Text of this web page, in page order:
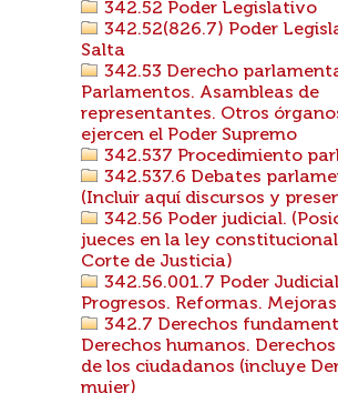
342.52 Poder Legislativo
342.52(826.7) Poder
Salta
342.53 Derecho
Parlamentos. Asambleas de
representantes. Otros
ejercen el Poder Supremo
342.537 Procedimiento
342.537.6 Debates
(Incluir aquí discursos y
342.56 Poder judicial.
jueces en la ley
Corte de Justicia)
342.56.001.7 Poder
Progresos. Reformas. Mejoras
342.7 Derechos
Derechos humanos.
de los ciudadanos (incluye
mujer)